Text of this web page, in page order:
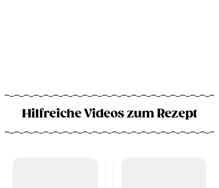
Hilfreiche Videos zum Rezept